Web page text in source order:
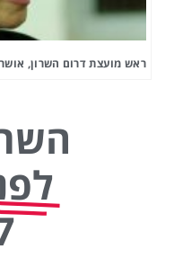
ראש מועצת דרום השרון,